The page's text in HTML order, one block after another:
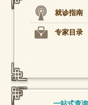
就诊指南
专家目录